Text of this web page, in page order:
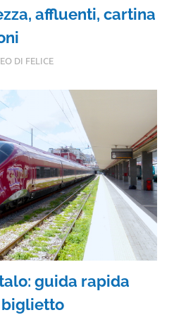
affluenti, cartina
DI FELICE
guida rapida